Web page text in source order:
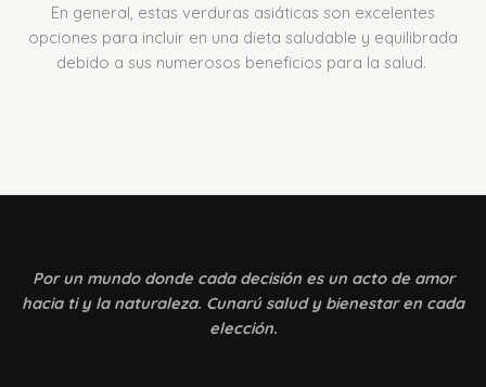
En general, estas verduras asiáticas son excelentes
opciones para incluir en una dieta saludable y equilibrada
debido a sus numerosos beneficios para la salud.
Por un mundo donde cada decisión es un acto de amor
hacia ti y la naturaleza. Cunarú salud y bienestar en cada
elección.